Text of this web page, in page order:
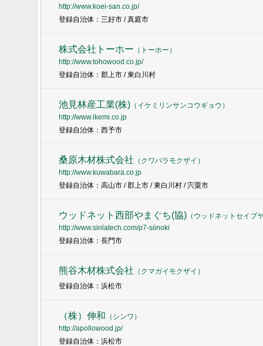
http://www.koei-san.co.jp/
登録自治体：三好市 / 真庭市
株式会社トーホー （ トーホー ）
http://www.tohowood.co.jp/
登録自治体：郡上市 / 東白川村
池見林産工業(株)（ イケミリンサンコウギョウ ）
http://www.ikemi.co.jp
登録自治体：西予市
桑原木材株式会社 （ クワバラモクザイ ）
http://www.kuwabara.co.jp
登録自治体：高山市 / 郡上市 / 東白川村 / 宍粟市
ウッドネット西部やまぐち(協)（ ウッドネットセイブ
http://www.sinlatech.com/p7-siinoki
登録自治体：長門市
熊谷木材株式会社 （ クマガイモクザイ ）
登録自治体：浜松市
（株）伸和 （ シンワ ）
http://apollowood.jp/
登録自治体：浜松市